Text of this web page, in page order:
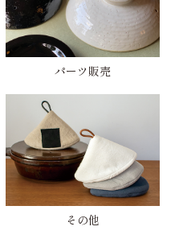
パーツ販売
その他